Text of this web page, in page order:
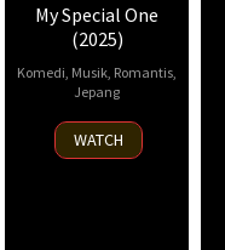
My Special One
(2025)
Komedi Musik Romantis
Jepang
20
Jun
Ayato
Matsuda
WATCH